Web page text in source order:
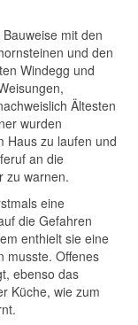
mit den
und den
Windegg und
Ältesten
wurden
Haus zu laufen und
an die
zu warnen.
eine
die Gefahren
enthielt sie eine
musste. Offenes
ebenso das
Küche, wie zum